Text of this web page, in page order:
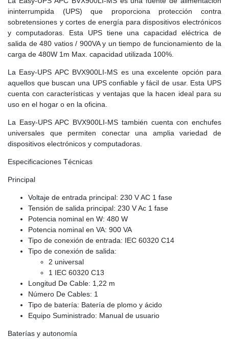
ininterrumpida (UPS) que proporciona protección contra
sobretensiones y cortes de energía para dispositivos electrónicos
y computadoras. Esta UPS tiene una capacidad eléctrica de
salida de 480 vatios / 900VA y un tiempo de funcionamiento de la
carga de 480W 1m Max. capacidad utilizada 100%.
La Easy-UPS APC BVX900LI-MS es una excelente opción para
aquellos que buscan una UPS confiable y fácil de usar. Esta UPS
cuenta con características y ventajas que la hacen ideal para su
uso en el hogar o en la oficina.
La Easy-UPS APC BVX900LI-MS también cuenta con enchufes
universales que permiten conectar una amplia variedad de
dispositivos electrónicos y computadoras.
Especificaciones Técnicas
Principal
Voltaje de entrada principal: 230 V AC 1 fase
Tensión de salida principal: 230 V Ac 1 fase
Potencia nominal en W: 480 W
Potencia nominal en VA: 900 VA
Tipo de conexión de entrada: IEC 60320 C14
Tipo de conexión de salida:
2 universal
1 IEC 60320 C13
Longitud De Cable: 1,22 m
Número De Cables: 1
Tipo de batería: Batería de plomo y ácido
Equipo Suministrado: Manual de usuario
Baterías y autonomía